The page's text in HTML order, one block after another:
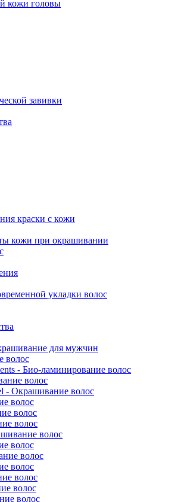
кожи головы
завивки
краски с кожи
кожи при окрашивании
укладки волос
для мужчин
волос
- Био-ламинирование волос
волос
- Окрашивание волос
волос
волос
волос
волос
волос
волос
волос
волос
волос
волос